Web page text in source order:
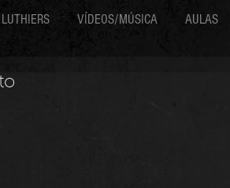
LUTHIERS VÍDEOS/MÚSICA AULAS